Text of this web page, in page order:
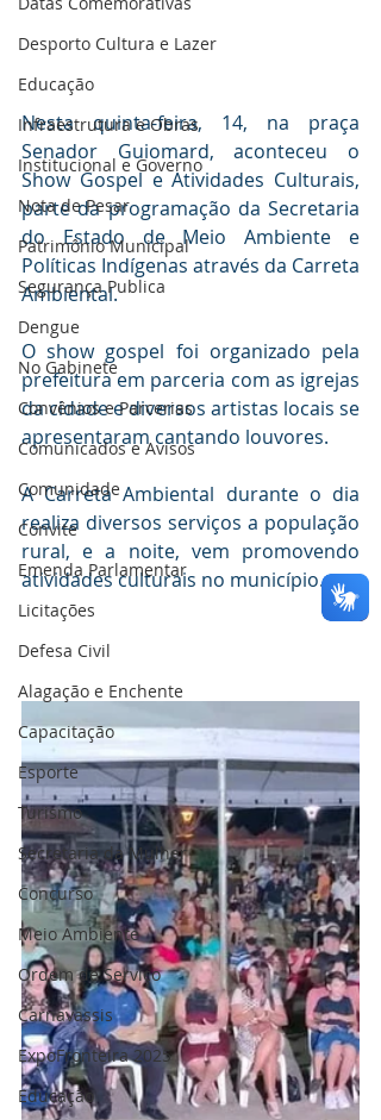
Desporto Cultura e Lazer
Educação
Infraestrutura e Obras
Institucional e Governo
Nota de Pesar
Patrimônio Municipal
Segurança Publica
Dengue
No Gabinete
Convênios e Parcerias
Comunicados e Avisos
Comunidade
Convite
Emenda Parlamentar
Licitações
Defesa Civil
Alagação e Enchente
Capacitação
Esporte
Turismo
Secretaria da Mulher
Concurso
Meio Ambiente
Ordem de Serviço
Carnavassis
ExpoFronteira 2025
Educação
Nesta quinta-feira, 14, na praça
Senador Guiomard, aconteceu o
Show Gospel e Atividades Culturais,
parte da programação da Secretaria
do Estado de Meio Ambiente e
Políticas Indígenas através da Carreta
Ambiental.
O show gospel foi organizado pela
prefeitura em parceria com as igrejas
da cidade e diversos artistas locais se
apresentaram cantando louvores.
A Carreta Ambiental durante o dia
realiza diversos serviços a população
rural, e a noite, vem promovendo
atividades culturais no município.